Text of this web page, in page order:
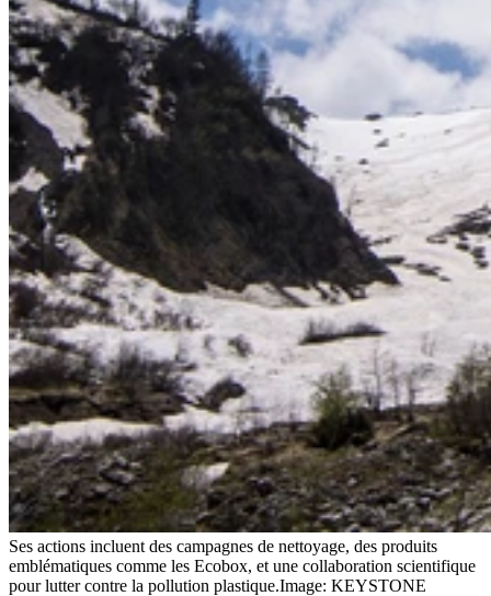
Ses actions incluent des campagnes de nettoyage, des produits
emblématiques comme les Ecobox, et une collaboration scientifique
pour lutter contre la pollution plastique.Image: KEYSTONE